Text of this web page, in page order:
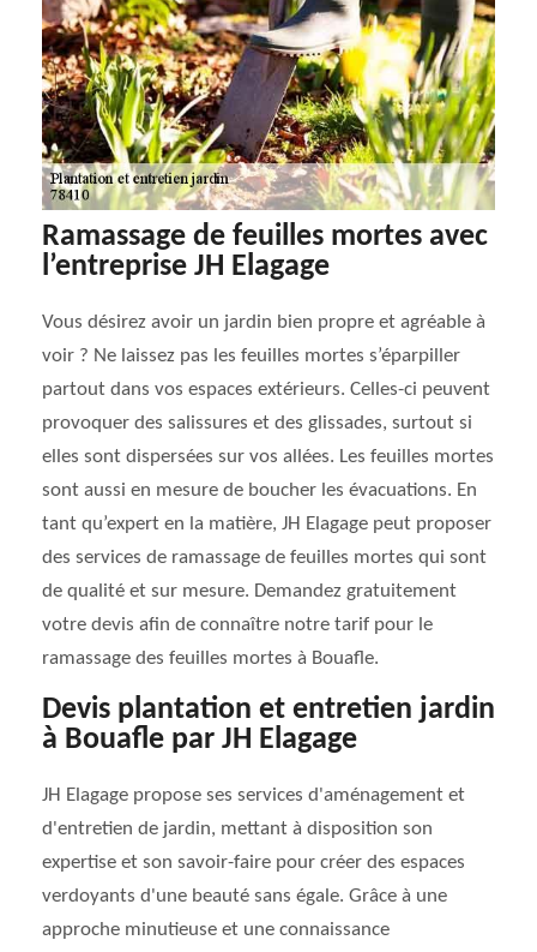
Ramassage de feuilles mortes avec
l’entreprise JH Elagage
Vous désirez avoir un jardin bien propre et agréable à
voir ? Ne laissez pas les feuilles mortes s’éparpiller
partout dans vos espaces extérieurs. Celles-ci peuvent
provoquer des salissures et des glissades, surtout si
elles sont dispersées sur vos allées. Les feuilles mortes
sont aussi en mesure de boucher les évacuations. En
tant qu’expert en la matière, JH Elagage peut proposer
des services de ramassage de feuilles mortes qui sont
de qualité et sur mesure. Demandez gratuitement
votre devis afin de connaître notre tarif pour le
ramassage des feuilles mortes à Bouafle.
Devis plantation et entretien jardin
à Bouafle par JH Elagage
JH Elagage propose ses services d'aménagement et
d'entretien de jardin, mettant à disposition son
expertise et son savoir-faire pour créer des espaces
verdoyants d'une beauté sans égale. Grâce à une
approche minutieuse et une connaissance